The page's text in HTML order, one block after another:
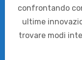
confrontando
ultime
trovare modi